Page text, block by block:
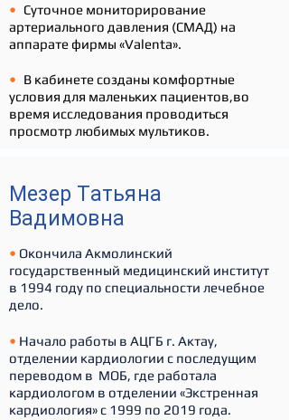
• Суточное мониторирование
артериального давления (СМАД) на
аппарате фирмы «Valenta».
• В кабинете созданы комфортные
условия для маленьких пациентов,во
время исследования проводиться
просмотр любимых мультиков.
Мезер Татьяна
Вадимовна
• Окончила Акмолинский
государственный медицинский институт
в 1994 году по специальности лечебное
дело.
• Начало работы в АЦГБ г. Актау,
отделении кардиологии с последущим
переводом в МОБ, где работала
кардиологом в отделении «Экстренная
кардиология» с 1999 по 2019 года.